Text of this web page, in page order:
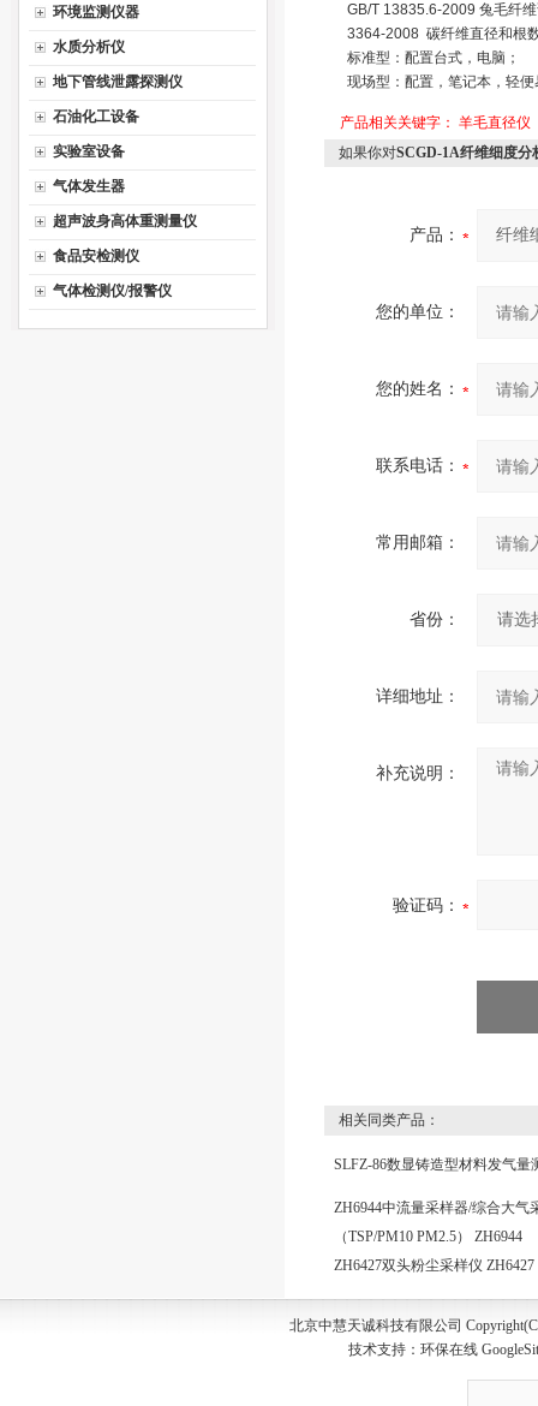
环境监测仪器
水质分析仪
地下管线泄露探测仪
石油化工设备
实验室设备
气体发生器
超声波身高体重测量仪
食品安检测仪
气体检测仪/报警仪
GB/T 13835.6-2009 兔毛纤
3364-2008 碳纤维直径和根
标准型：配置台式，电脑；
现场型：配置，笔记本，轻
产品相关关键字： 羊毛直径仪
如果你对SCGD-1A纤维细度分
产品：
您的单位：
您的姓名：
联系电话：
常用邮箱：
省份：
详细地址：
补充说明：
验证码：
相关同类产品：
SLFZ-86数显铸造型材料发气量
ZH6944中流量采样器/综合大气
（TSP/PM10 PM2.5） ZH6944
ZH6427双头粉尘采样仪 ZH6427
北京中慧天诚科技有限公司
技术支持： 环保在线